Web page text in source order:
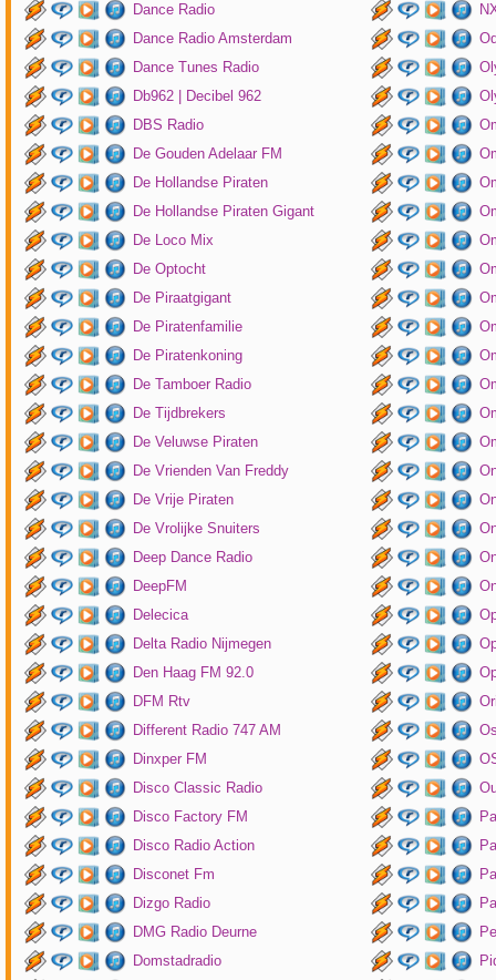
Dance Radio
Dance Radio Amsterdam
Dance Tunes Radio
Db962 | Decibel 962
DBS Radio
De Gouden Adelaar FM
De Hollandse Piraten
De Hollandse Piraten Gigant
De Loco Mix
De Optocht
De Piraatgigant
De Piratenfamilie
De Piratenkoning
De Tamboer Radio
De Tijdbrekers
De Veluwse Piraten
De Vrienden Van Freddy
De Vrije Piraten
De Vrolijke Snuiters
Deep Dance Radio
DeepFM
Delecica
Delta Radio Nijmegen
Den Haag FM 92.0
DFM Rtv
Different Radio 747 AM
Dinxper FM
Disco Classic Radio
Disco Factory FM
Disco Radio Action
Disconet Fm
Dizgo Radio
DMG Radio Deurne
Domstadradio